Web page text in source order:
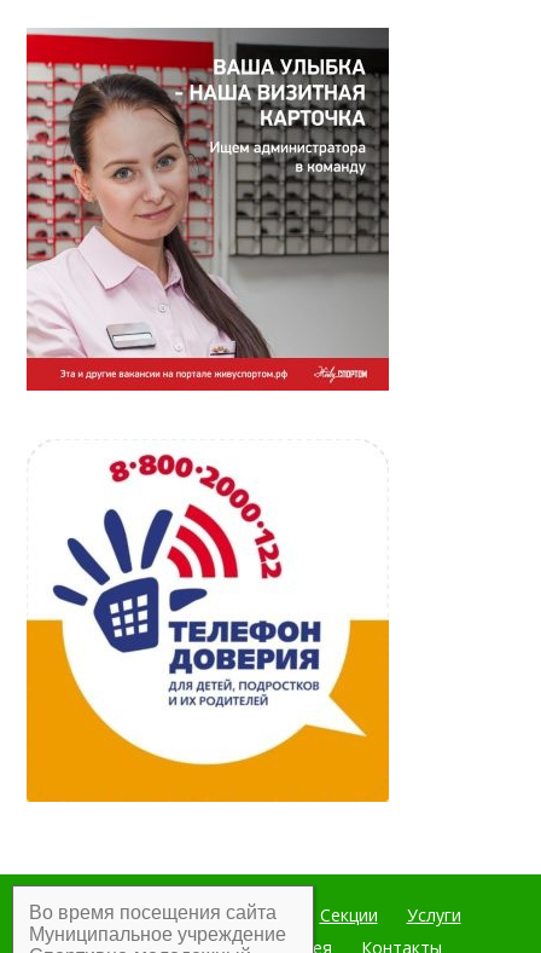
Главная Мероприятия Секции
Услуги
Документы
Фотогалерея Контакты
Во время посещения сайта
Муниципальное учреждение